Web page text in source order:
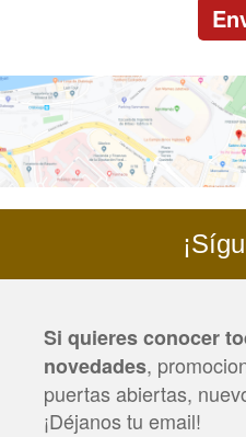
Si quieres conocer
novedades,
puertas abiertas,
¡Déjanos tu email!